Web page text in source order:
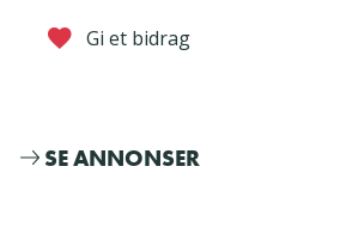
Gi et bidrag
SE ANNONSER